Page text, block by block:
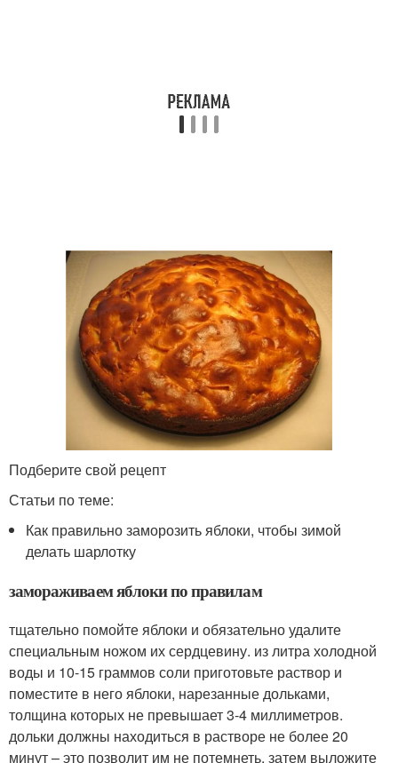
Подберите свой рецепт
Статьи по теме:
Как правильно заморозить яблоки, чтобы зимой
делать шарлотку
замораживаем яблоки по правилам
тщательно помойте яблоки и обязательно удалите
специальным ножом их сердцевину. из литра холодной
воды и 10-15 граммов соли приготовьте раствор и
поместите в него яблоки, нарезанные дольками,
толщина которых не превышает 3-4 миллиметров.
дольки должны находиться в растворе не более 20
минут – это позволит им не потемнеть. затем выложите